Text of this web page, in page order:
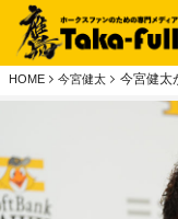
HOME 今宮健太 今宮健太